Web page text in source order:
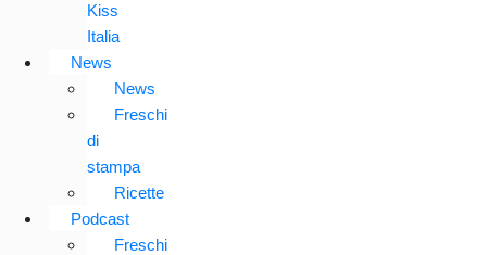
Kiss
Italia
News
News
Freschi
di
stampa
Ricette
Podcast
Freschi